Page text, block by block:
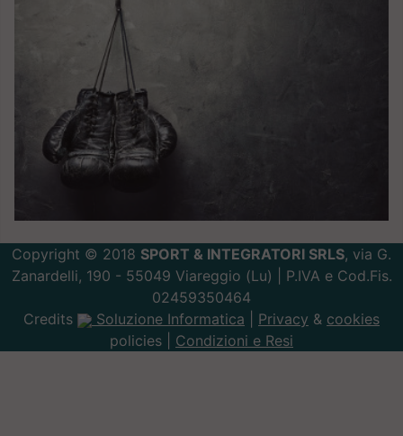
Copyright © 2018 SPORT & INTEGRATORI SRLS, via G.
Zanardelli, 190 - 55049 Viareggio (Lu) | P.IVA e Cod.Fis.
02459350464
Credits
Soluzione Informatica Privacy & cookies
policies | Condizioni e Resi